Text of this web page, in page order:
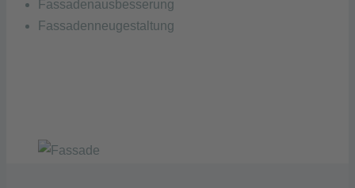
Fassadenausbesserung
Fassadenneugestaltung